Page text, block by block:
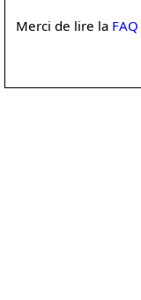
Merci de lire la FAQ